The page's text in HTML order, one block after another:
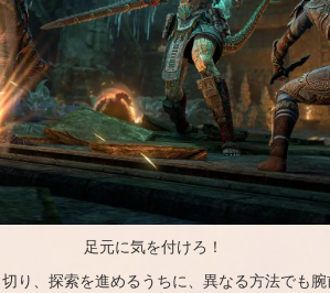
足元に気を付けろ！
り、探索を進めるうちに、異なる方法でも